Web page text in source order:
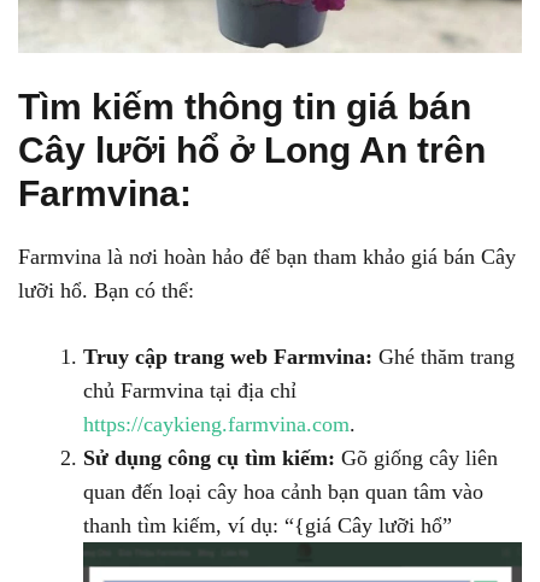
Tìm kiếm thông tin giá bán
Cây lưỡi hổ ở Long An trên
Farmvina:
Farmvina là nơi hoàn hảo để bạn tham khảo giá bán Cây
lưỡi hổ. Bạn có thể:
Truy cập trang web Farmvina: Ghé thăm trang
chủ Farmvina tại địa chỉ
https://caykieng.farmvina.com.
Sử dụng công cụ tìm kiếm: Gõ giống cây liên
quan đến loại cây hoa cảnh bạn quan tâm vào
thanh tìm kiếm, ví dụ: “{giá Cây lưỡi hổ”